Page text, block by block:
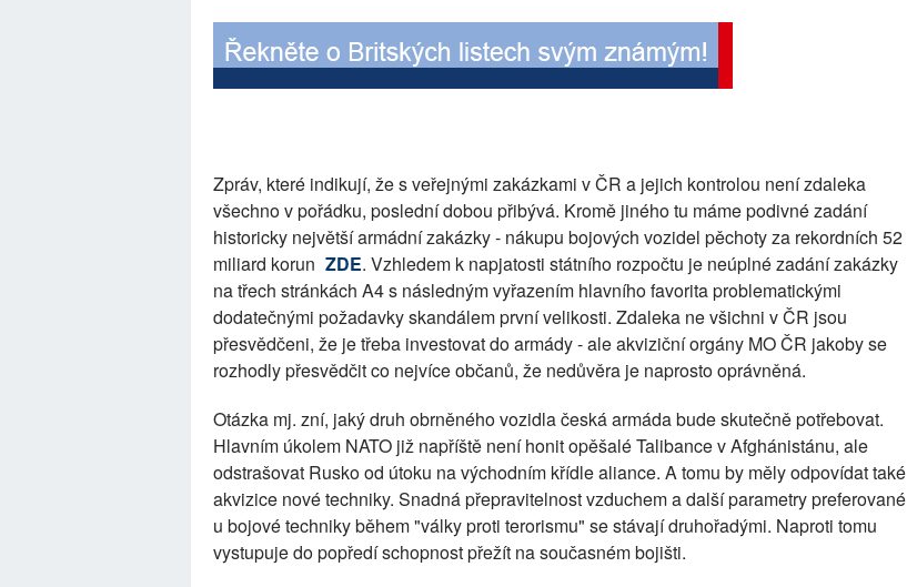
Zpráv, které indikují, že s veřejnými zakázkami v ČR a jejich kontrolou není zdaleka
všechno v pořádku, poslední dobou přibývá. Kromě jiného tu máme podivné zadání
historicky největší armádní zakázky - nákupu bojových vozidel pěchoty za rekordních 52
miliard korun ZDE. Vzhledem k napjatosti státního rozpočtu je neúplné zadání zakázky
na třech stránkách A4 s následným vyřazením hlavního favorita problematickými
dodatečnými požadavky skandálem první velikosti. Zdaleka ne všichni v ČR jsou
přesvědčeni, že je třeba investovat do armády - ale akviziční orgány MO ČR jakoby se
rozhodly přesvědčit co nejvíce občanů, že nedůvěra je naprosto oprávněná.
Otázka mj. zní, jaký druh obrněného vozidla česká armáda bude skutečně potřebovat.
Hlavním úkolem NATO již napříště není honit opěšalé Talibance v Afghánistánu, ale
odstrašovat Rusko od útoku na východním křídle aliance. A tomu by měly odpovídat také
akvizice nové techniky. Snadná přepravitelnost vzduchem a další parametry preferované
u bojové techniky během "války proti terorismu" se stávají druhořadými. Naproti tomu
vystupuje do popředí schopnost přežít na současném bojišti.